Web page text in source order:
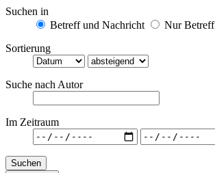
Suchen in
Betreff und Nachricht
Nur Betreff
Sortierung
Suche nach Autor
Im Zeitraum
Suchen